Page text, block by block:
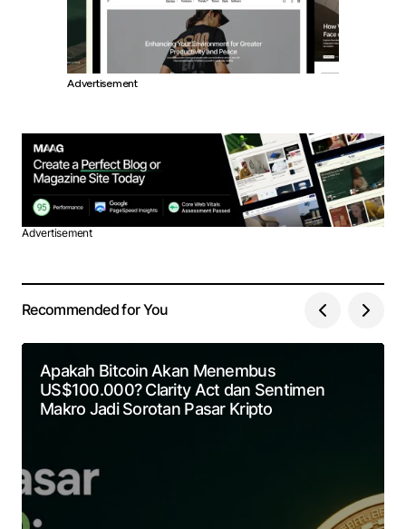
Advertisement
Advertisement
Recommended for You
Apakah Bitcoin Akan Menembus
US$100.000? Clarity Act dan Sentimen
Makro Jadi Sorotan Pasar Kripto